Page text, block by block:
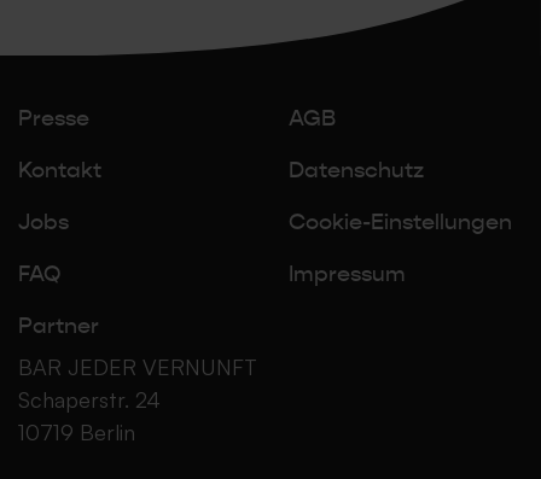
Presse
Kontakt
Jobs
FAQ
Partner
AGB
Datenschutz
Cookie-Einstellungen
Impressum
BAR JEDER VERNUNFT
Schaperstr. 24
10719 Berlin